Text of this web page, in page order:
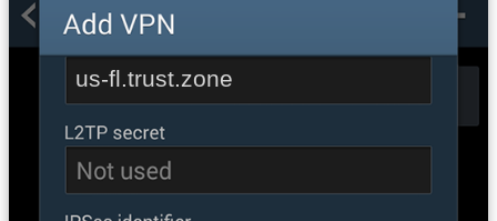
us-fl.trust.zone